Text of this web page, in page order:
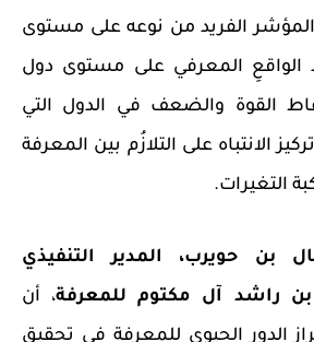
المؤشر الفريد من نوعه على مستوى
الواقعِ المعرفي على مستوى دول
القوة والضعف في الدول التي
الانتباه على التلازُم بين المعرفة
التغيرات.
بن حويرب، المدير التنفيذي
راشد آل مكتوم للمعرفة، أن
الدور الحيوي للمعرفة في تحقيق